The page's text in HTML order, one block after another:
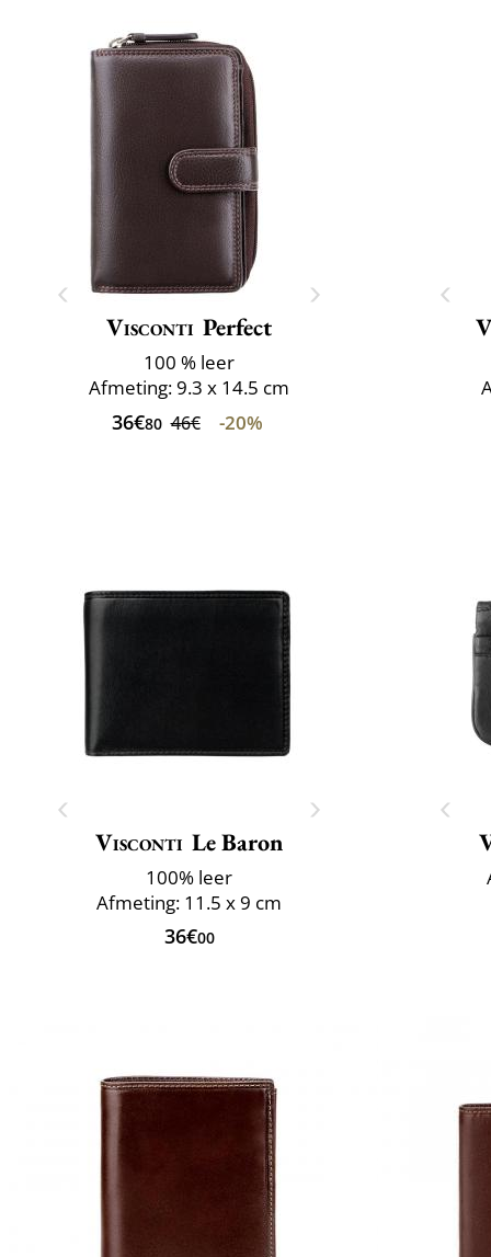
Visconti Perfect
100 % leer
Afmeting: 9.3 x 14.5 cm
36€80 46€ -20%
Visconti Le Baron
100% leer
Afmeting: 11.5 x 9 cm
36€00